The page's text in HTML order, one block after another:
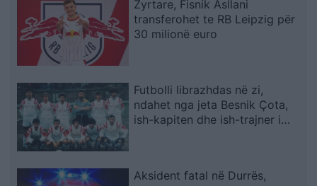
Zyrtare, Fisnik Asllani
transferohet te RB Leipzig për
30 milionë euro
Futbolli librazhdas në zi,
ndahet nga jeta Besnik Çota,
ish-kapiten dhe ish-trajner i
Aksident fatal në Durrës,